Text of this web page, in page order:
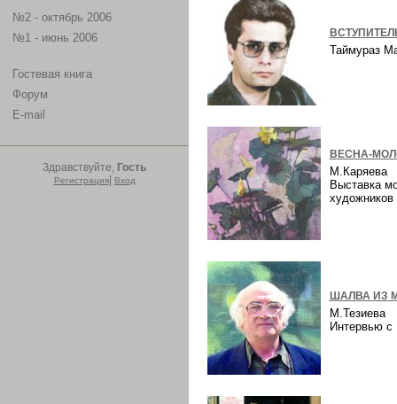
№2 - октябрь 2006
№1 - июнь 2006
Гостевая книга
Форум
E-mail
Здравствуйте, Гость
Регистрация| Вход
Таймураз
ВЕСНА-
М.Каряева
Выставка
ШАЛВА ИЗ
М.Тезиева
Интервью